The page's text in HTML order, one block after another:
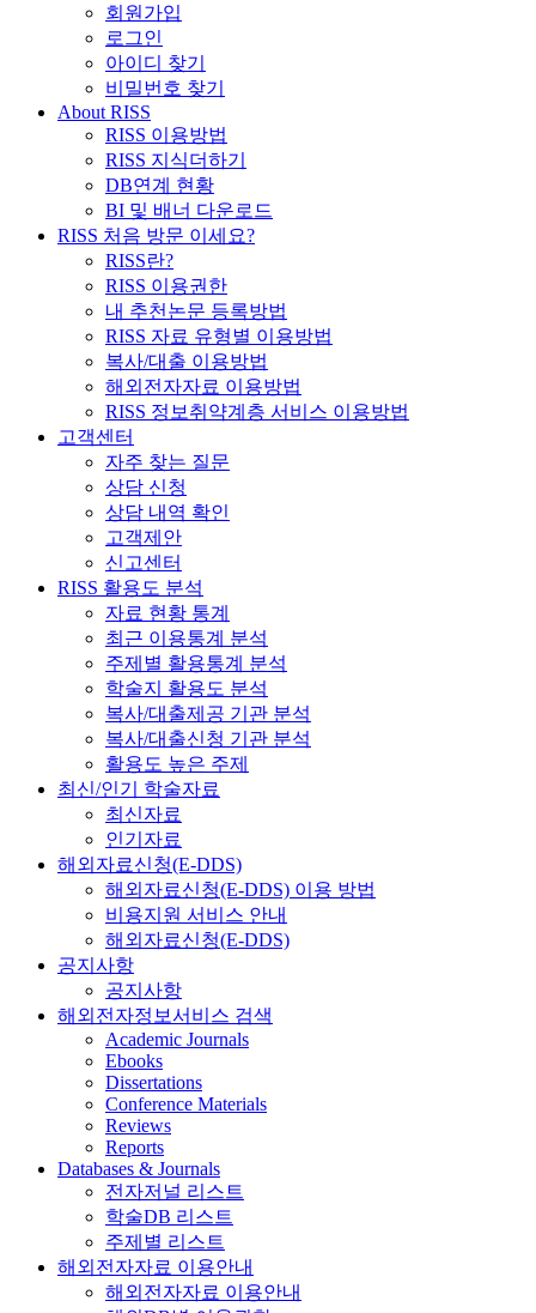
회원가입
로그인
아이디 찾기
비밀번호 찾기
About RISS
RISS 이용방법
RISS 지식더하기
DB연계 현황
BI 및 배너 다운로드
RISS 처음 방문 이세요?
RISS란?
RISS 이용권한
내 추천논문 등록방법
RISS 자료 유형별 이용방법
복사/대출 이용방법
해외전자자료 이용방법
RISS 정보취약계층 서비스 이용방법
고객센터
자주 찾는 질문
상담 신청
상담 내역 확인
고객제안
신고센터
RISS 활용도 분석
자료 현황 통계
최근 이용통계 분석
주제별 활용통계 분석
학술지 활용도 분석
복사/대출제공 기관 분석
복사/대출신청 기관 분석
활용도 높은 주제
최신/인기 학술자료
최신자료
인기자료
해외자료신청(E-DDS)
해외자료신청(E-DDS) 이용 방법
비용지원 서비스 안내
해외자료신청(E-DDS)
공지사항
공지사항
해외전자정보서비스 검색
Academic Journals
Ebooks
Dissertations
Conference Materials
Reviews
Reports
Databases & Journals
전자저널 리스트
학술DB 리스트
주제별 리스트
해외전자자료 이용안내
해외전자자료 이용안내